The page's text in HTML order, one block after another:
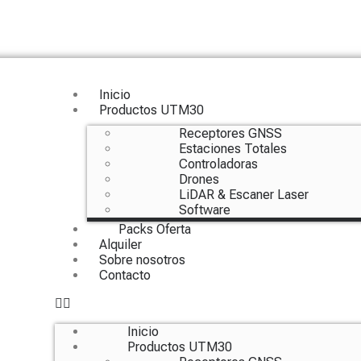
Inicio
Productos UTM30
Receptores GNSS
Estaciones Totales
Controladoras
Drones
LiDAR & Escaner Laser
Software
Packs Oferta
Alquiler
Sobre nosotros
Contacto
Inicio
Productos UTM30